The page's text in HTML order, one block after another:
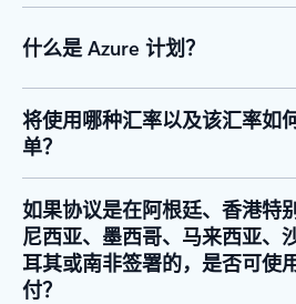
什么是 Azure 计划？
将使用哪种汇率以及该汇率如
单？
如果协议是在阿根廷、香港特
尼西亚、墨西哥、马来西亚、
耳其或南非签署的，是否可使
付？